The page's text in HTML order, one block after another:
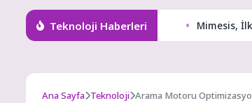
Teknoloji Haberleri Mimesis,
Ana Sayfa Teknoloji Arama Motoru